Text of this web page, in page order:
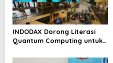
INDODAX Dorong Literasi
Quantum Computing untuk
Blockchain